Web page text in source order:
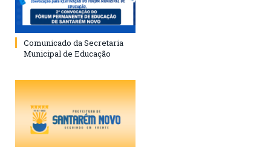
Comunicado da Secretaria
Municipal de Educação